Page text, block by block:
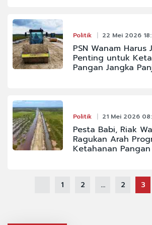
Politik 22 Mei 2026
PSN Wanam Harus
Penting untuk
Pangan Jangka
Politik 21 Mei 2026
Pesta Babi, Riak
Ragukan Arah
Ketahanan Pangan
1 2 ... 2 3